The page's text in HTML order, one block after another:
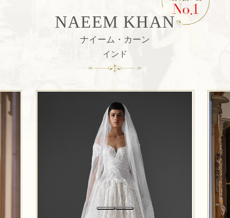
NAEEM KHAN
ナイーム・カーン
インド